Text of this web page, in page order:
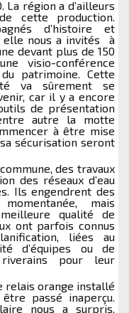
La région a d’ailleurs
cette production.
d’histoire et
elle nous a invités à
devant plus de 150
visio-conférence
patrimoine. Cette
va sûrement se
car il y a encore
de présentation
autre la motte
à être mise
sécurisation seront
des travaux
des réseaux d’eau
Ils engendrent des
mais
qualité de
ont parfois connus
liées au
d’équipes ou de
pour leur
relais orange installé
passé inaperçu.
nous a surpris,